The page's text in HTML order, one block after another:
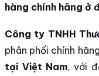
hàng chính hãng ở
Công ty TNHH
phân phối chính
tại Việt Nam, với